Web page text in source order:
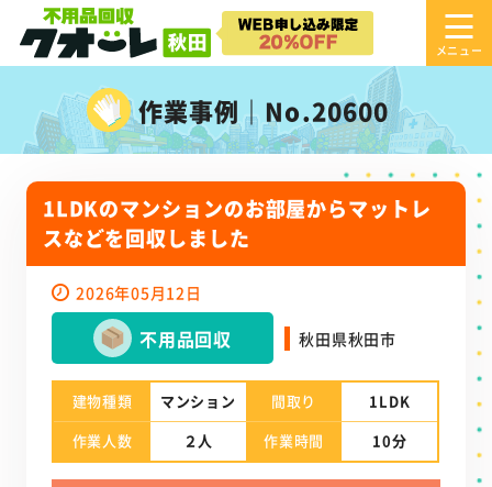
作業事例｜No.20600
1LDKのマンションのお部屋からマットレ
スなどを回収しました
2026年05月12日
不用品回収 秋田県秋田市
建物種類 マンション 間取り
1LDK
作業人数
２人 作業時間 10分